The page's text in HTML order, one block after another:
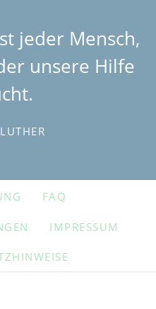
jeder Mensch,
unsere Hilfe
FAQ
IMPRESSUM